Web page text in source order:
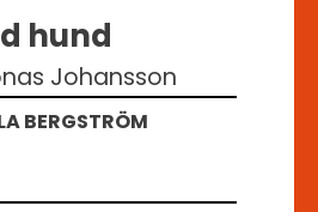
hund
Johansson
BERGSTRÖM